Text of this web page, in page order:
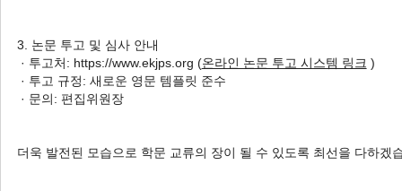
Ki Chang Nam
, Cheorun Jo
윤지원, 이현정, 남기창, 조철훈
Korean J. Poult. Sci. 2019;46(1):47-53.
HTML PDF PubReader
3. 논문 투고 및 심사 안내
· 투고처: https://www.ekjps.org (온라인 논문 투고 시스템 링크 )
· 투고 규정: 새로운 영문 템플릿 준수
· 문의: 편집위원장
더욱 발전된 모습으로 학문 교류의 장이 될 수 있도록 최선을 다하겠